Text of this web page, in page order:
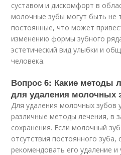
суставом и дискомфорт в
молочные зубы могут быть не
постоянные, что может
изменению формы зубного
эстетический вид улыбки и
человека.
Вопрос 6: Какие методы
для удаления молочных
Для удаления молочных зубов
различные методы лечения, в
сохранения. Если молочный
отсутствия постоянного
рекомендовать его удаление